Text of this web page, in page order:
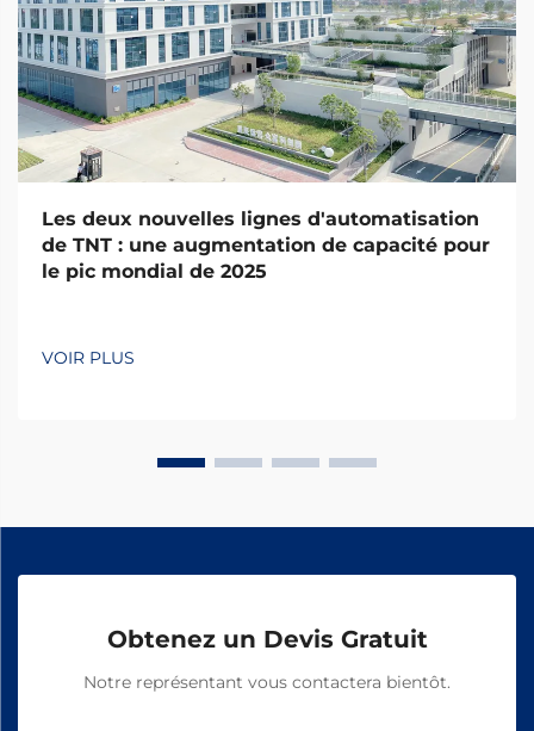
Les deux nouvelles lignes d'automatisation
de TNT : une augmentation de capacité pour
le pic mondial de 2025
VOIR PLUS
Obtenez un Devis Gratuit
Notre représentant vous contactera bientôt.